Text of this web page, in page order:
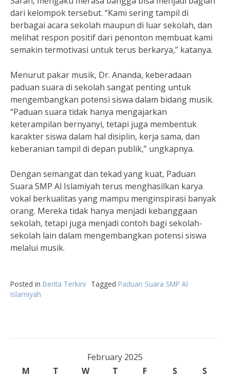
dari kelompok tersebut. “Kami sering tampil di
berbagai acara sekolah maupun di luar sekolah, dan
melihat respon positif dari penonton membuat kami
semakin termotivasi untuk terus berkarya,” katanya.
Menurut pakar musik, Dr. Ananda, keberadaan
paduan suara di sekolah sangat penting untuk
mengembangkan potensi siswa dalam bidang musik.
“Paduan suara tidak hanya mengajarkan
keterampilan bernyanyi, tetapi juga membentuk
karakter siswa dalam hal disiplin, kerja sama, dan
keberanian tampil di depan publik,” ungkapnya.
Dengan semangat dan tekad yang kuat, Paduan
Suara SMP Al Islamiyah terus menghasilkan karya
vokal berkualitas yang mampu menginspirasi banyak
orang. Mereka tidak hanya menjadi kebanggaan
sekolah, tetapi juga menjadi contoh bagi sekolah-
sekolah lain dalam mengembangkan potensi siswa
melalui musik.
Posted in Berita Terkini Tagged Paduan Suara SMP Al
Islamiyah
February 2025
M
T W T F S
S